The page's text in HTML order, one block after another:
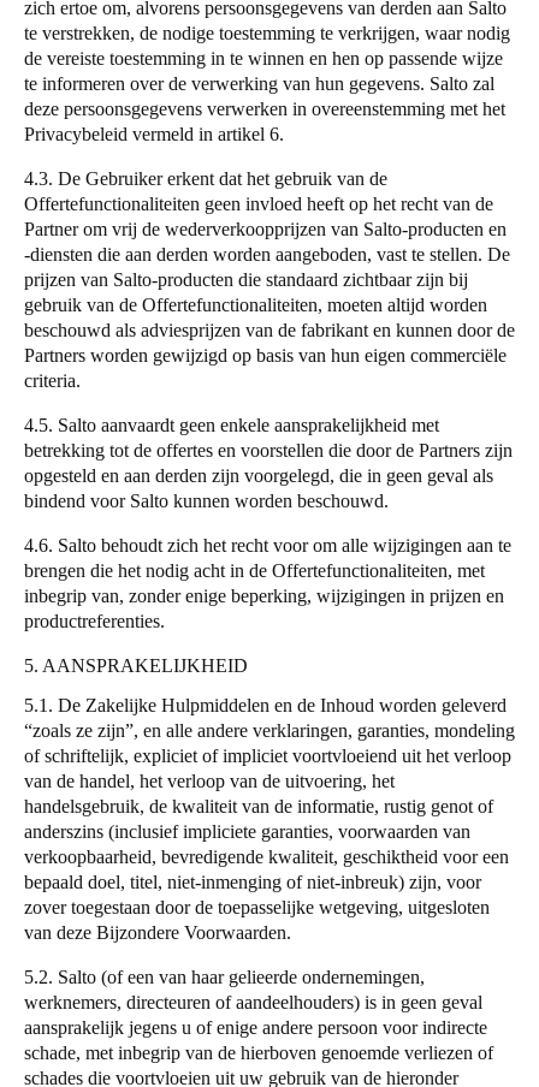
zich ertoe om, alvorens persoonsgegevens van derden aan Salto
te verstrekken, de nodige toestemming te verkrijgen, waar nodig
de vereiste toestemming in te winnen en hen op passende wijze
te informeren over de verwerking van hun gegevens. Salto zal
deze persoonsgegevens verwerken in overeenstemming met het
Privacybeleid vermeld in artikel 6.
4.3. De Gebruiker erkent dat het gebruik van de
Offertefunctionaliteiten geen invloed heeft op het recht van de
Partner om vrij de wederverkoopprijzen van Salto-producten en
-diensten die aan derden worden aangeboden, vast te stellen. De
prijzen van Salto-producten die standaard zichtbaar zijn bij
gebruik van de Offertefunctionaliteiten, moeten altijd worden
beschouwd als adviesprijzen van de fabrikant en kunnen door de
Partners worden gewijzigd op basis van hun eigen commerciële
criteria.
4.5. Salto aanvaardt geen enkele aansprakelijkheid met
betrekking tot de offertes en voorstellen die door de Partners zijn
opgesteld en aan derden zijn voorgelegd, die in geen geval als
bindend voor Salto kunnen worden beschouwd.
4.6. Salto behoudt zich het recht voor om alle wijzigingen aan te
brengen die het nodig acht in de Offertefunctionaliteiten, met
inbegrip van, zonder enige beperking, wijzigingen in prijzen en
productreferenties.
5. AANSPRAKELIJKHEID
5.1. De Zakelijke Hulpmiddelen en de Inhoud worden geleverd
“zoals ze zijn”, en alle andere verklaringen, garanties, mondeling
of schriftelijk, expliciet of impliciet voortvloeiend uit het verloop
van de handel, het verloop van de uitvoering, het
handelsgebruik, de kwaliteit van de informatie, rustig genot of
anderszins (inclusief impliciete garanties, voorwaarden van
verkoopbaarheid, bevredigende kwaliteit, geschiktheid voor een
bepaald doel, titel, niet-inmenging of niet-inbreuk) zijn, voor
zover toegestaan door de toepasselijke wetgeving, uitgesloten
van deze Bijzondere Voorwaarden.
5.2. Salto (of een van haar gelieerde ondernemingen,
werknemers, directeuren of aandeelhouders) is in geen geval
aansprakelijk jegens u of enige andere persoon voor indirecte
schade, met inbegrip van de hierboven genoemde verliezen of
schades die voortvloeien uit uw gebruik van de hieronder